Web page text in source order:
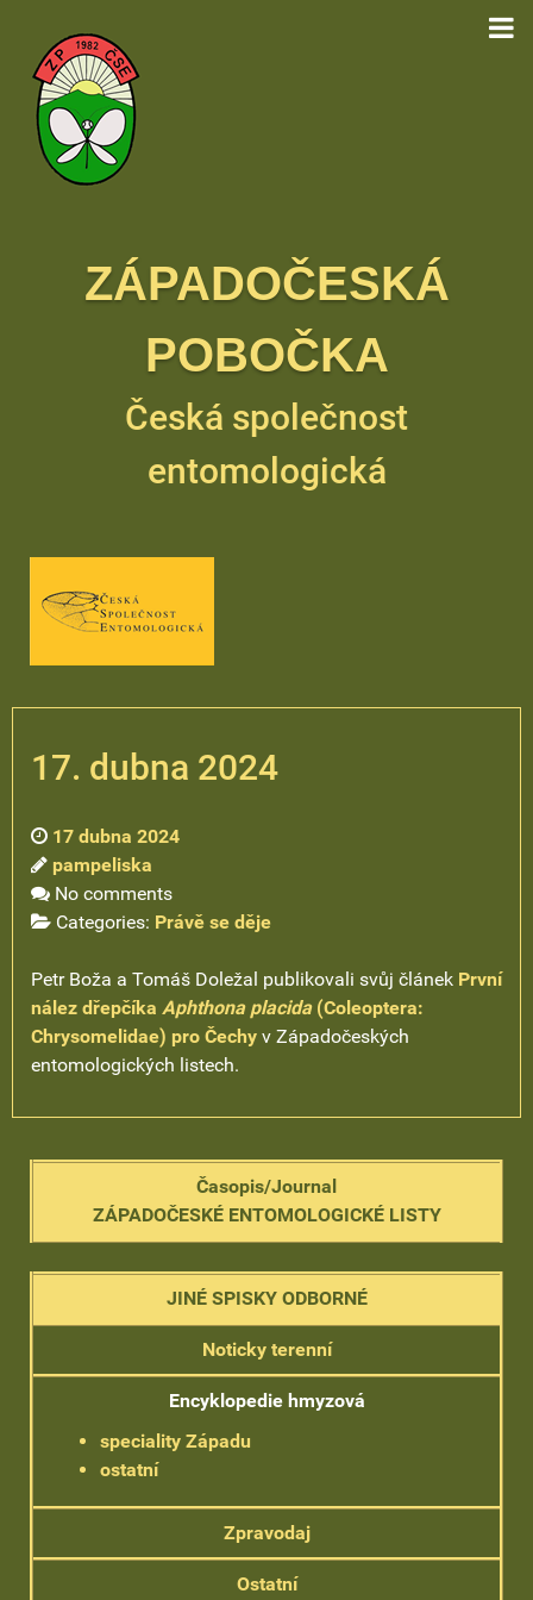
ZÁPADOČESKÁ
POBOČKA
Česká společnost
entomologická
17. dubna 2024
17 dubna 2024
pampeliska
No comments
Categories: Právě se děje
Petr Boža a Tomáš Doležal publikovali svůj článek První
nález dřepčíka Aphthona placida(Coleoptera:
Chrysomelidae) pro Čechy v Západočeských
entomologických listech.
Časopis/Journal
ZÁPADOČESKÉ ENTOMOLOGICKÉ LISTY
JINÉ SPISKY ODBORNÉ
Noticky terenní
Encyklopedie hmyzová
speciality Západu
ostatní
Zpravodaj
Ostatní